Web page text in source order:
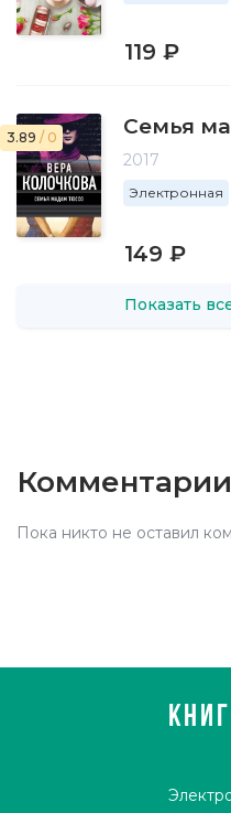
119 ₽
3.89 / 0 Семья
2017
Электронная
149 ₽
Показать
Комментарии
Пока никто не оставил